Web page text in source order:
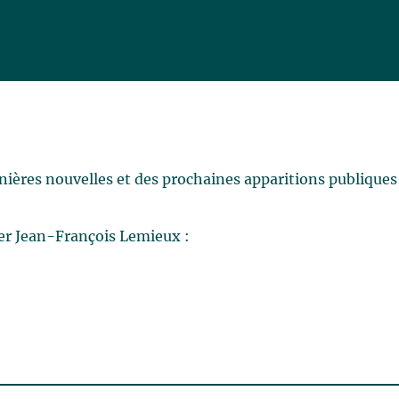
nouvelles et des prochaines apparitions publiques
Jean-François Lemieux :